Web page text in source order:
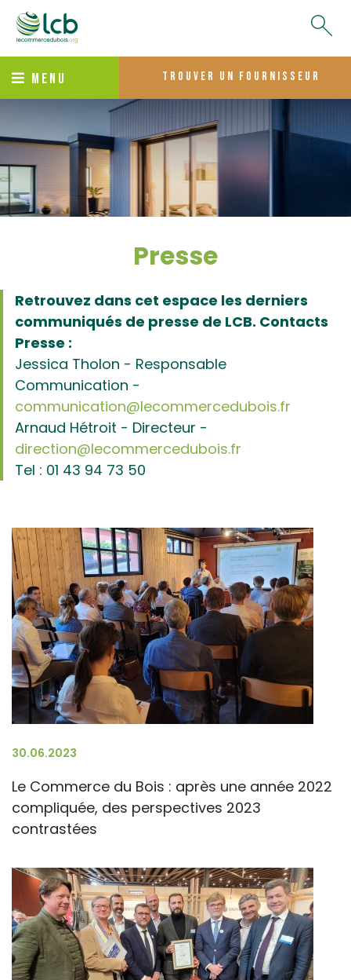
MENU trouver un fournisseur
Presse
Retrouvez dans cet espace les derniers
communiqués de presse de LCB. Contacts
Presse :
Jessica Tholon - Responsable
Communication -
communication@lecommercedubois.fr
Arnaud Hétroit - Directeur -
direction@lecommercedubois.fr
Tel : 01 43 94 73 50
30.06.2023
Le Commerce du Bois : après une année 2022
compliquée, des perspectives 2023
contrastées